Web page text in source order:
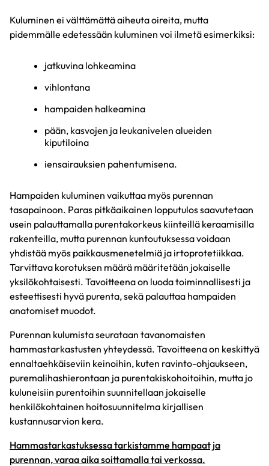
Kuluminen ei välttämättä aiheuta oireita, mutta
pidemmälle edetessään kuluminen voi ilmetä esimerkiksi:
jatkuvina lohkeamina
vihlontana
hampaiden halkeamina
pään, kasvojen ja leukanivelen alueiden
kiputiloina
iensairauksien pahentumisena.
Hampaiden kuluminen vaikuttaa myös purennan
tasapainoon. Paras pitkäaikainen lopputulos saavutetaan
usein palauttamalla purentakorkeus kiinteillä keraamisilla
rakenteilla, mutta purennan kuntoutuksessa voidaan
yhdistää myös paikkausmenetelmiä ja irtoprotetiikkaa.
Tarvittava korotuksen määrä määritetään jokaiselle
yksilökohtaisesti. Tavoitteena on luoda toiminnallisesti ja
esteettisesti hyvä purenta, sekä palauttaa hampaiden
anatomiset muodot.
Purennan kulumista seurataan tavanomaisten
hammastarkastusten yhteydessä. Tavoitteena on keskittyä
ennaltaehkäiseviin keinoihin, kuten ravinto-ohjaukseen,
puremalihashierontaan ja purentakiskohoitoihin, mutta jo
kuluneisiin purentoihin suunnitellaan jokaiselle
henkilökohtainen hoitosuunnitelma kirjallisen
kustannusarvion kera.
Hammastarkastuksessa tarkistamme hampaat ja
purennan, varaa aika soittamalla tai verkossa.